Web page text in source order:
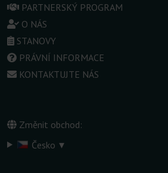
PARTNERSKÝ PROGRAM
O NÁS
STANOVY
PRÁVNÍ INFORMACE
KONTAKTUJTE NÁS
Změnit obchod:
Česko ▾